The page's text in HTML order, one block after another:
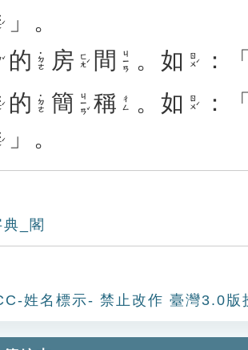
」。
的 ˙ㄉㄜ 房 ㄈㄤˊ 間 ㄐㄧㄢ 。 如 ㄖㄨˊ ：「
的 ˙ㄉㄜ 簡 ㄐㄧㄢˇ 稱 ㄔㄥ 。 如 ㄖㄨˊ ：「
」。
_閣
姓名標示- 禁止改作 臺灣3.0版